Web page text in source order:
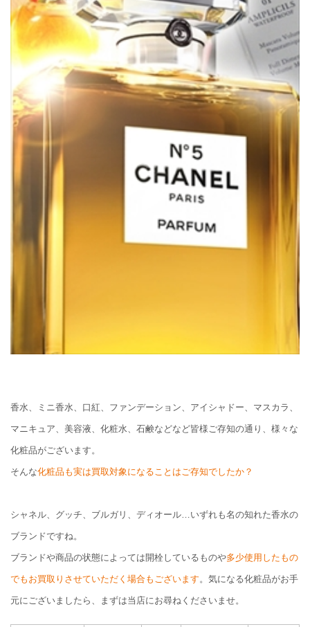
香水、ミニ香水、口紅、ファンデーション、アイシャドー、マスカラ、
マニキュア、美容液、化粧水、石鹸などなど皆様ご存知の通り、様々な
化粧品がございます。
そんな化粧品も実は買取対象になることはご存知でしたか？
シャネル、グッチ、ブルガリ、ディオール…いずれも名の知れた香水の
ブランドですね。
ブランドや商品の状態によっては開栓しているものや多少使用したもの
でもお買取りさせていただく場合もございます 。気になる化粧品がお手
元にございましたら、まずは当店にお尋ねくださいませ。